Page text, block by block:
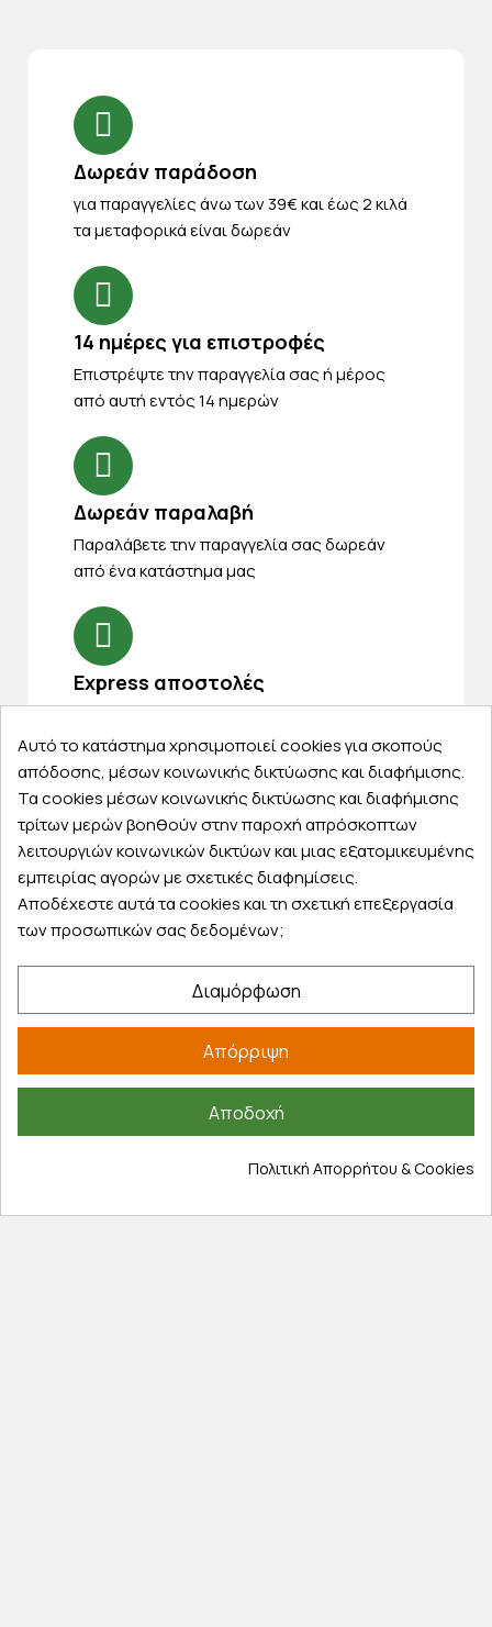
Δωρεάν παράδοση
για παραγγελίες άνω των 39€ και έως 2 κιλά
τα μεταφορικά είναι δωρεάν
14 ημέρες για επιστροφές
Eπιστρέψτε την παραγγελία σας ή μέρος
από αυτή εντός 14 ημερών
Δωρεάν παραλαβή
Παραλάβετε την παραγγελία σας δωρεάν
από ένα κατάστημα μας
Express αποστολές
παραλάβετε αύριο στην πόρτα σας
Εξυπηρέτηση πελατών
Λογαριασμός
Τρόποι παραγγελίας
Τρόποι πληρωμής
Επιστροφές προϊοντων
Πληροφορίες
Σχετικά με εμάς
Αυτό το κατάστημα χρησιμοποιεί cookies για σκοπούς
απόδοσης, μέσων κοινωνικής δικτύωσης και διαφήμισης.
Τα cookies μέσων κοινωνικής δικτύωσης και διαφήμισης
τρίτων μερών βοηθούν στην παροχή απρόσκοπτων
λειτουργιών κοινωνικών δικτύων και μιας εξατομικευμένης
εμπειρίας αγορών με σχετικές διαφημίσεις.
Αποδέχεστε αυτά τα cookies και τη σχετική επεξεργασία
των προσωπικών σας δεδομένων;
Διαμόρφωση
Απόρριψη
Αποδοχή
Πολιτική Απορρήτου & Cookies